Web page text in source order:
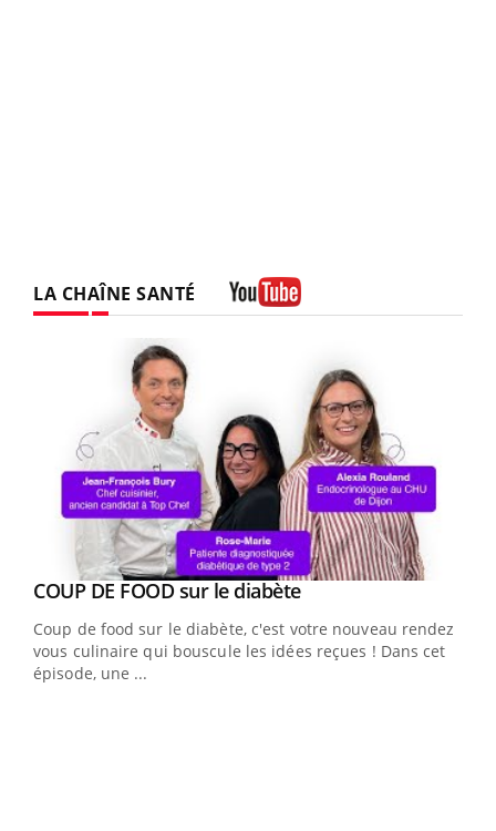
LA CHAÎNE SANTÉ
Youtube
COUP DE FOOD sur le diabèteYoutube
Coup de food sur le diabète, c'est votre nouveau rendez-
vous culinaire qui bouscule les idées reçues ! Dans cet
épisode, une ...